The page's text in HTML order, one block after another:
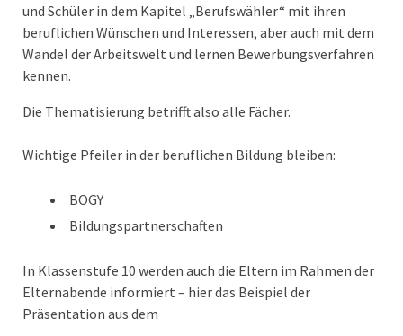
und Schüler in dem Kapitel „Berufswähler“ mit ihren
beruflichen Wünschen und Interessen, aber auch mit dem
Wandel der Arbeitswelt und lernen Bewerbungsverfahren
kennen.
Die Thematisierung betrifft also alle Fächer.
Wichtige Pfeiler in der beruflichen Bildung bleiben:
BOGY
Bildungspartnerschaften
In Klassenstufe 10 werden auch die Eltern im Rahmen der
Elternabende informiert – hier das Beispiel der
Präsentation aus dem